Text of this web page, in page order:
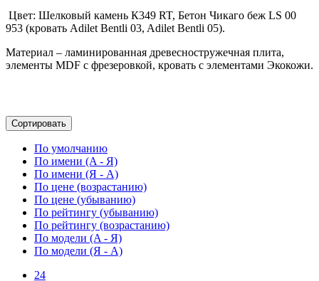
Цвет: Шелковый камень К349 RT, Бетон Чикаго беж LS 00
953 (кровать Adilet Bentli 03, Adilet Bentli 05).
Материал – ламинированная древесностружечная плита,
элементы MDF с фрезеровкой, кровать с элементами Экокожи.
Сортировать
По умолчанию
По имени (A - Я)
По имени (Я - A)
По цене (возрастанию)
По цене (убыванию)
По рейтингу (убыванию)
По рейтингу (возрастанию)
По модели (A - Я)
По модели (Я - A)
24